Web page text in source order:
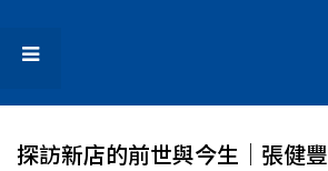
探訪新店的前世與今生│張健豐